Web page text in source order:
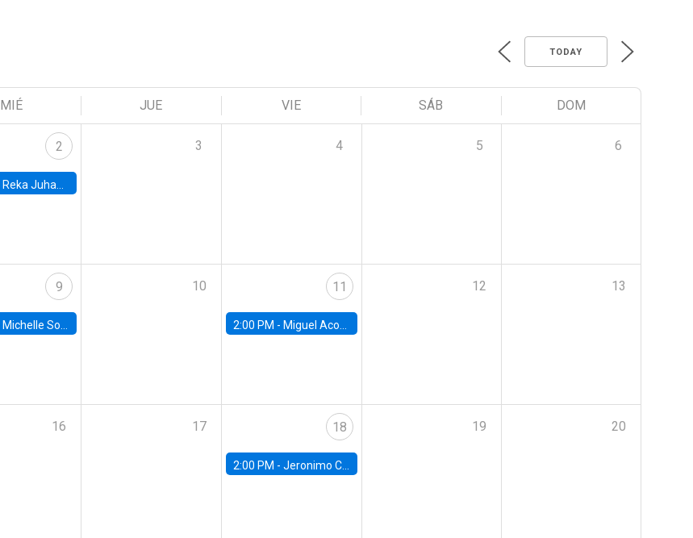
TODAY
MIÉ JUE VIE SÁB DOM
2
Reka Juhazs, University of British Columbia
3 4 5 6
9
Michelle Sovinsky, Manheimm University
10 11
2:00 PM - Miguel Acosta, Banco Central de Chile
12 13
16 17 18
2:00 PM - Jeronimo Carballo, University of Colorado
19 20